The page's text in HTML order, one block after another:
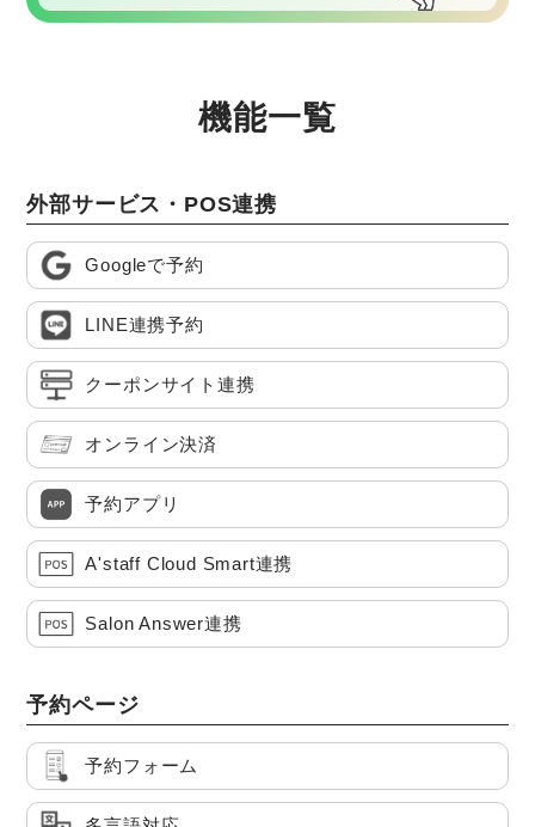
機能一覧
外部サービス・POS連携
Googleで予約
LINE連携予約
クーポンサイト連携
オンライン決済
予約アプリ
A'staff Cloud Smart連携
Salon Answer連携
予約ページ
予約フォーム